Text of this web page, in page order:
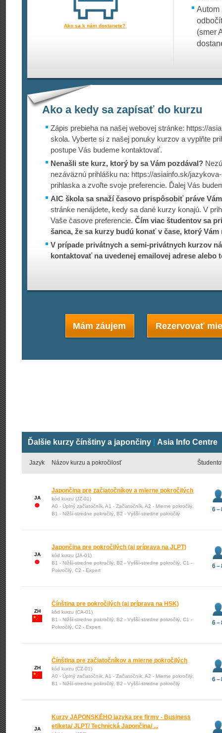
Autom
(smer
Ako sa k nám dostanete?
Ako a kedy sa zapísať do kurzu
Zápis prebieha na našej webovej stránke: https://
skola. Vyberte si z našej ponuky kurzov a vyplňte
postupe Vás budeme kontaktovať.
Nenašli ste kurz, ktorý by sa Vám pozdával?
nezáväznú prihlášku na: https://asiain­fo.sk/
prihlaska a zvoľte svoje preferencie. Ďalej Vás
AIC škola sa snaží časovo prispôsobiť práve Vám
stránke nenájdete, kedy sa dané kurzy konajú. V
Vaše časove preferencie. Čím viac študentov sa
šanca, že sa kurzy budú konať v čase, ktorý Vám
V prípade privátnych a semi-privátnych kurzov
kontaktovať na uvedenej emailovej adrese alebo
Mám záujem Rezervovať
Ďalšie kurzy čínštiny a japončiny Asia Info Centre
Jazyk Názov kurzu a pokročilosť
JA
Japončina pre začiatočníkov a mierne pokročilých
kód kurzu (JZ-01)
A0 - Úplný začiatočník, A1 - Začiatočník, A2 - Mierne pokročilý,
B1 - Nižší-stredne pokročilý, B2 - Vyšší-stredne pokročilý
6 –
JA
Japončina pre pokročilých (aj príprava na JLPT)
kód kurzu (JA-01)
B1 - Nižší-stredne pokročilý, B2 - Vyšší-stredne pokročilý, C1 -
Pokročilý, C2 - Expert
6 –
ZH
Čínština pre pokročilých (aj príprava na HSK)
kód kurzu (CA-01)
B1 - Nižší-stredne pokročilý, B2 - Vyšší-stredne pokročilý, C1 -
Pokročilý, C2 - Expert
6 –
ZH
Čínština pre začiatočníkov a mierne pokročilých
kód kurzu (CZ-01)
A0 - Úplný začiatočník, A1 - Začiatočník, A2 - Mierne pokročilý,
B1 - Nižší-stredne pokročilý, B2 - Vyšší-stredne pokročilý
6 –
JA
Kurzy JAPONSKÉHO jazyka pre firmy - Business
etiketa/ JLPT/ Technická Japončina/ ...